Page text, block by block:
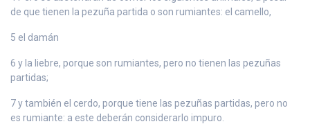
de que tienen la pezuña partida o son rumiantes: el camello,
5 el damán
6 y la liebre, porque son rumiantes, pero no tienen las pezuñas
partidas;
7 y también el cerdo, porque tiene las pezuñas partidas, pero no
es rumiante: a este deberán considerarlo impuro.